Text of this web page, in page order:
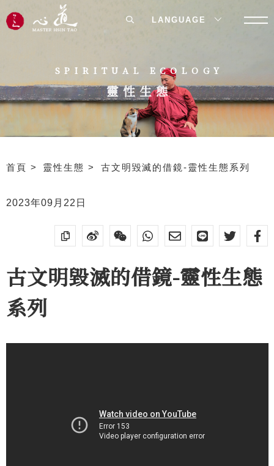
SPIRITUAL ECOLOGY
靈性生態
首頁 靈性生態 古文明毀滅的借鏡-靈性生態系列
2023年09月22日
古文明毀滅的借鏡-靈性生態
系列
LANGUAGE